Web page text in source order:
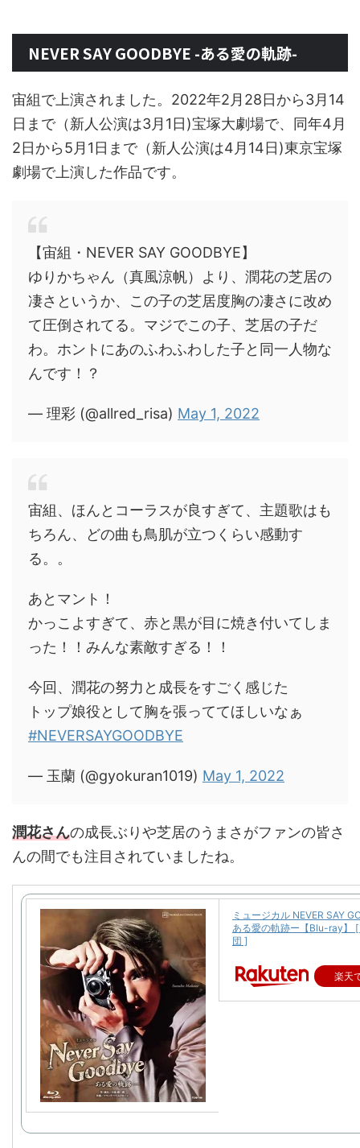
NEVER SAY GOODBYE -ある愛の軌跡-
宙組で上演されました。2022年2月28日から3月14
日まで（新人公演は3月1日)宝塚大劇場で、同年4月
2日から5月1日まで（新人公演は4月14日)東京宝塚
劇場で上演した作品です。
【宙組・NEVER SAY GOODBYE】
ゆりかちゃん（真風涼帆）より、潤花の芝居の
凄さというか、この子の芝居度胸の凄さに改め
て圧倒されてる。マジでこの子、芝居の子だ
わ。ホントにあのふわふわした子と同一人物な
んです！？
— 理彩 (@allred_risa) May 1, 2022
宙組、ほんとコーラスが良すぎて、主題歌はも
ちろん、どの曲も鳥肌が立つくらい感動す
る。。
あとマント！
かっこよすぎて、赤と黒が目に焼き付いてしま
った！！みんな素敵すぎる！！
今回、潤花の努力と成長をすごく感じた
トップ娘役として胸を張っててほしいなぁ
#NEVERSAYGOODBYE
— 玉蘭 (@gyokuran1019) May 1, 2022
潤花さんの成長ぶりや芝居のうまさがファンの皆さ
んの間でも注目されていましたね。
ミュージカル NEVER SAY
ある愛の軌跡ー【Blu-ray】 [
団 ]
楽天